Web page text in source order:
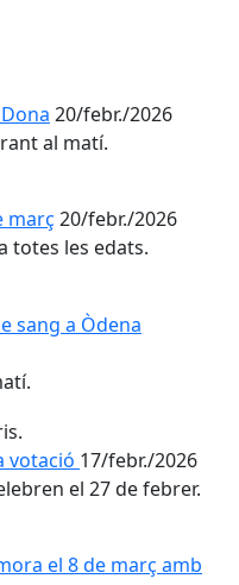
20/febr./2026
al matí.
març 20/febr./2026
totes les edats.
sang a Òdena
votació 17/febr./2026
el 27 de febrer.
el 8 de març amb